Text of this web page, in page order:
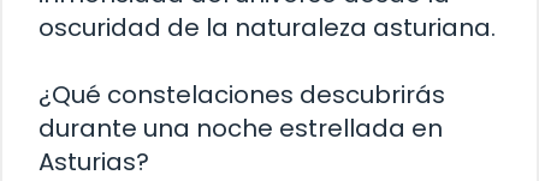
oscuridad de la naturaleza asturiana.
¿Qué constelaciones descubrirás
durante una noche estrellada en
Asturias?